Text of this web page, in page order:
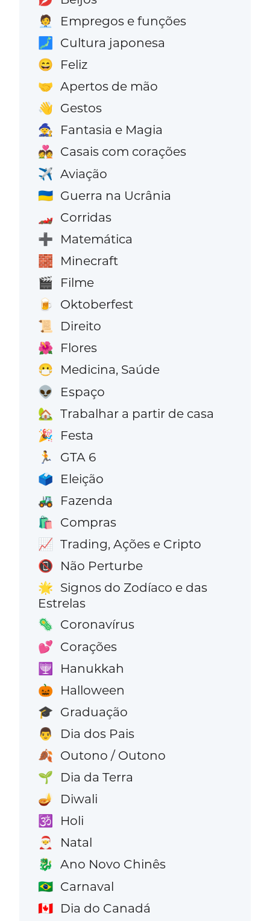
🧑‍💼 Empregos e funções
🗾 Cultura japonesa
😄 Feliz
🤝 Apertos de mão
👋 Gestos
🧙 Fantasia e Magia
💑 Casais com corações
✈️ Aviação
🇺🇦 Guerra na Ucrânia
🏎️ Corridas
➕ Matemática
🧱 Minecraft
🎬 Filme
🍺 Oktoberfest
📜 Direito
🌺 Flores
😷 Medicina, Saúde
👽 Espaço
🏡 Trabalhar a partir de casa
🎉 Festa
🏃 GTA 6
🗳️ Eleição
🚜 Fazenda
🛍️ Compras
📈 Trading, Ações e Cripto
📵 Não Perturbe
🌟 Signos do Zodíaco e das
Estrelas
🦠 Coronavírus
💕 Corações
🕎 Hanukkah
🎃 Halloween
🎓 Graduação
👨 Dia dos Pais
🍂 Outono / Outono
🌱 Dia da Terra
🪔 Diwali
🕉️ Holi
🎅 Natal
🐉 Ano Novo Chinês
🇧🇷 Carnaval
🇨🇦 Dia do Canadá